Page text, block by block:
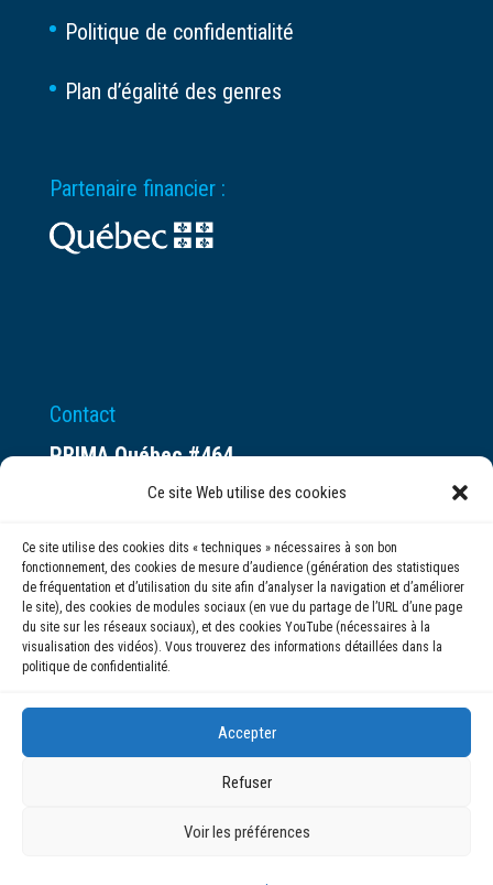
Ce site Web utilise des cookies
Ce site utilise des cookies dits « techniques » nécessaires à son bon
fonctionnement, des cookies de mesure d’audience (génération des statistiques
de fréquentation et d’utilisation du site afin d’analyser la navigation et d’améliorer
le site), des cookies de modules sociaux (en vue du partage de l’URL d’une page
du site sur les réseaux sociaux), et des cookies YouTube (nécessaires à la
visualisation des vidéos). Vous trouverez des informations détaillées dans la
politique de confidentialité.
Accepter
Refuser
Voir les préférences
Politique de confidentialité
Plan d’égalité des genres
Partenaire financier :
Contact
PRIMA Québec #464
Espace ax.c
Montréal (QC) H3C 0B4
(514) 284-0211